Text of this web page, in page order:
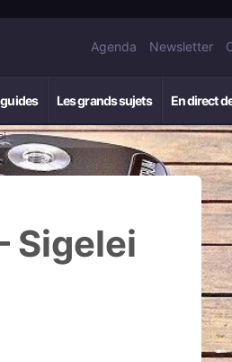
Agenda Newsletter
Les grands sujets En direct
Sigelei